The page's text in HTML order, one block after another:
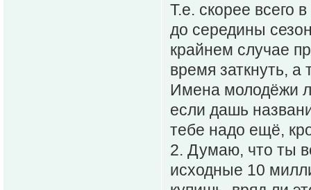
Т.е. скорее всего
до середины
крайнем случае
время заткнуть,
Имена молодёжи
если дашь
тебе надо ещё,
2. Думаю, что ты
исходные 10